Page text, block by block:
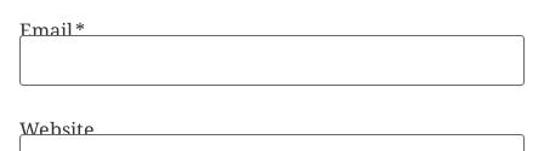
Email*
Website